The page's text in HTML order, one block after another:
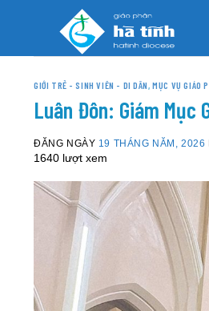
GIỚI TRẺ - SINH VIÊN - DI DÂN,MỤC VỤ GIÁO
Luân Đôn: Giám Mục
ĐĂNG NGÀY 19 THÁNG NĂM, 2026
1640 lượt xem